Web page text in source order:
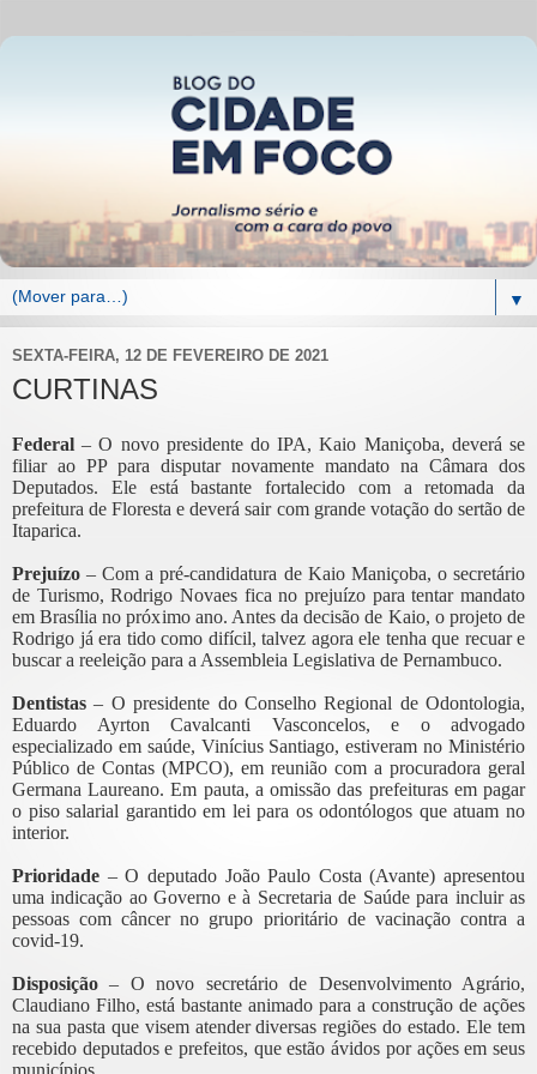
▼
SEXTA-FEIRA, 12 DE FEVEREIRO DE 2021
CURTINAS
Federal– O novo presidente do IPA, Kaio Maniçoba, deverá se
filiar ao PP para disputar novamente mandato na Câmara dos
Deputados. Ele está bastante fortalecido com a retomada da
prefeitura de Floresta e deverá sair com grande votação do sertão de
Itaparica.
Prejuízo – Com a pré-candidatura de Kaio Maniçoba, o secretário
de Turismo, Rodrigo Novaes fica no prejuízo para tentar mandato
em Brasília no próximo ano. Antes da decisão de Kaio, o projeto de
Rodrigo já era tido como difícil, talvez agora ele tenha que recuar e
buscar a reeleição para a Assembleia Legislativa de Pernambuco.
Dentistas – O presidente do Conselho Regional de Odontologia,
Eduardo Ayrton Cavalcanti Vasconcelos, e o advogado
especializado em saúde, Vinícius Santiago, estiveram no Ministério
Público de Contas (MPCO), em reunião com a procuradora geral
Germana Laureano. Em pauta, a omissão das prefeituras em pagar
o piso salarial garantido em lei para os odontólogos que atuam no
interior.
Prioridade – O deputado João Paulo Costa (Avante) apresentou
uma indicação ao Governo e à Secretaria de Saúde para incluir as
pessoas com câncer no grupo prioritário de vacinação contra a
covid-19.
Disposição – O novo secretário de Desenvolvimento Agrário,
Claudiano Filho, está bastante animado para a construção de ações
na sua pasta que visem atender diversas regiões do estado. Ele tem
recebido deputados e prefeitos, que estão ávidos por ações em seus